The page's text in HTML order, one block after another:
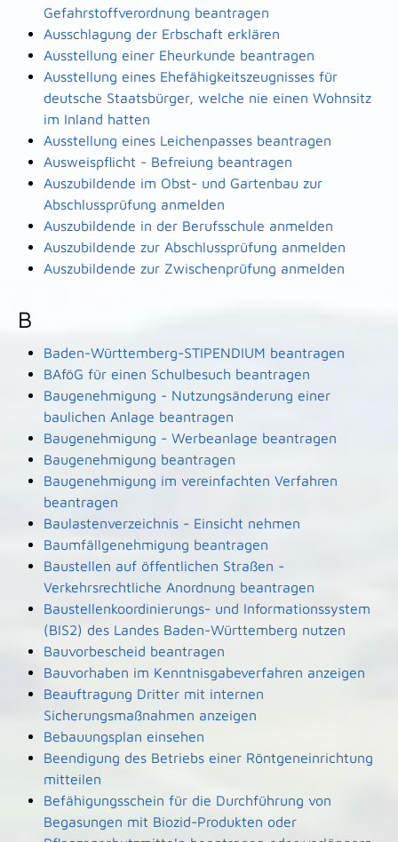
Gefahrstoffverordnung beantragen
Ausschlagung der Erbschaft erklären
Ausstellung einer Eheurkunde beantragen
Ausstellung eines Ehefähigkeitszeugnisses für
deutsche Staatsbürger, welche nie einen Wohnsitz
im Inland hatten
Ausstellung eines Leichenpasses beantragen
Ausweispflicht - Befreiung beantragen
Auszubildende im Obst- und Gartenbau zur
Abschlussprüfung anmelden
Auszubildende in der Berufsschule anmelden
Auszubildende zur Abschlussprüfung anmelden
Auszubildende zur Zwischenprüfung anmelden
B
Baden-Württemberg-STIPENDIUM beantragen
BAföG für einen Schulbesuch beantragen
Baugenehmigung - Nutzungsänderung einer
baulichen Anlage beantragen
Baugenehmigung - Werbeanlage beantragen
Baugenehmigung beantragen
Baugenehmigung im vereinfachten Verfahren
beantragen
Baulastenverzeichnis - Einsicht nehmen
Baumfällgenehmigung beantragen
Baustellen auf öffentlichen Straßen -
Verkehrsrechtliche Anordnung beantragen
Baustellenkoordinierungs- und Informationssystem
(BIS2) des Landes Baden-Württemberg nutzen
Bauvorbescheid beantragen
Bauvorhaben im Kenntnisgabeverfahren anzeigen
Beauftragung Dritter mit internen
Sicherungsmaßnahmen anzeigen
Bebauungsplan einsehen
Beendigung des Betriebs einer Röntgeneinrichtung
mitteilen
Befähigungsschein für die Durchführung von
Begasungen mit Biozid-Produkten oder